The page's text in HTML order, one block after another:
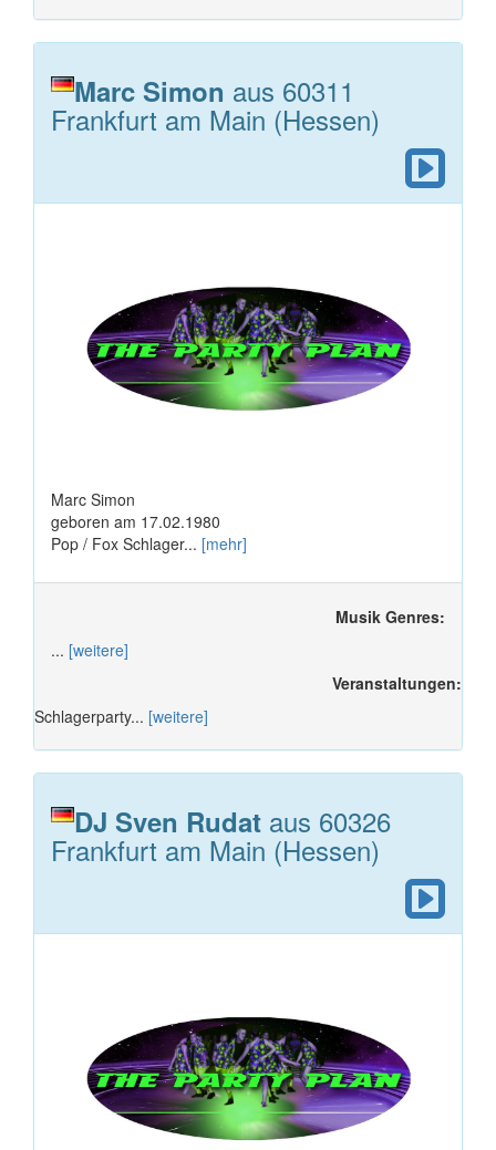
Marc Simon aus 60311
Frankfurt am Main (Hessen)
Marc Simon
geboren am 17.02.1980
Pop / Fox Schlager... [mehr]
Musik Genres:
... [weitere]
Veranstaltungen:
Schlagerparty... [weitere]
DJ Sven Rudat aus 60326
Frankfurt am Main (Hessen)